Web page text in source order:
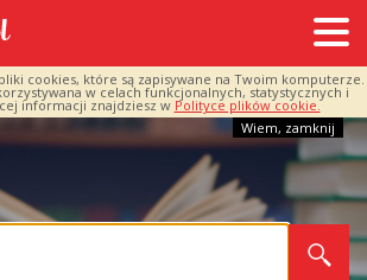
cookies, które są zapisywane na Twoim komputerze.
w celach funkcjonalnych, statystycznych i
informacji znajdziesz w Polityce plików cookie.
Wiem, zamknij